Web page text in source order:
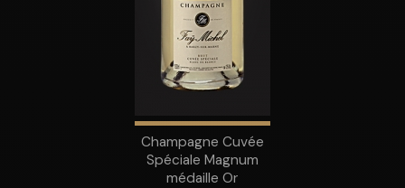
Champagne Cuvée
Spéciale Magnum
médaille Or